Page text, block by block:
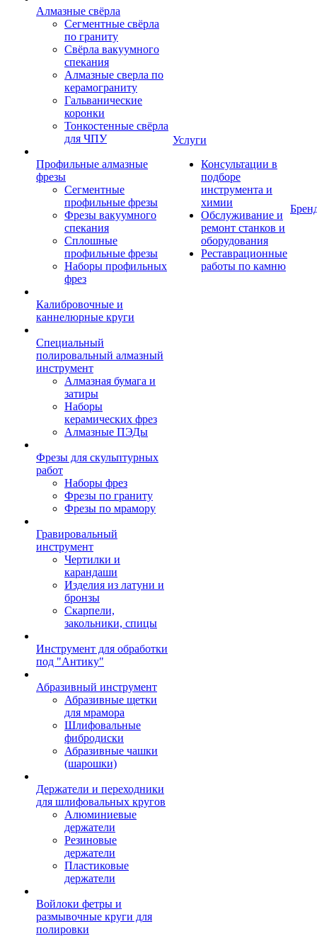
Алмазные свёрла
Сегментные свёрла
по граниту
Свёрла вакуумного
спекания
Алмазные сверла по
керамограниту
Гальванические
коронки
Тонкостенные свёрла
для ЧПУ
Профильные алмазные
фрезы
Сегментные
профильные фрезы
Фрезы вакуумного
спекания
Сплошные
профильные фрезы
Наборы профильных
фрез
Калибровочные и
каннелюрные круги
Специальный
полировальный алмазный
инструмент
Алмазная бумага и
затиры
Наборы
керамических фрез
Алмазные ПЭДы
Фрезы для скульптурных
работ
Наборы фрез
Фрезы по граниту
Фрезы по мрамору
Гравировальный
инструмент
Чертилки и
карандаши
Изделия из латуни и
бронзы
Скарпели,
закольники, спицы
Инструмент для обработки
под "Антику"
Абразивный инструмент
Абразивные щетки
для мрамора
Шлифовальные
фибродиски
Абразивные чашки
(шарошки)
Держатели и переходники
для шлифовальных кругов
Алюминиевые
держатели
Резиновые
держатели
Пластиковые
держатели
Войлоки фетры и
размывочные круги для
полировки
Услуги
Консультации в
подборе
инструмента и
химии
Обслуживание и
ремонт станков и
оборудования
Реставрационные
работы по камню